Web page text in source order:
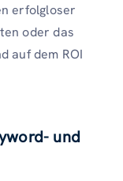
erfolgloser
oder das
auf dem ROI
und